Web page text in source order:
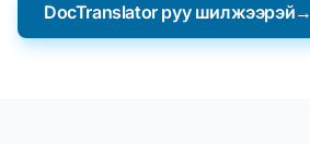
DocTranslator руу шилжээрэй→